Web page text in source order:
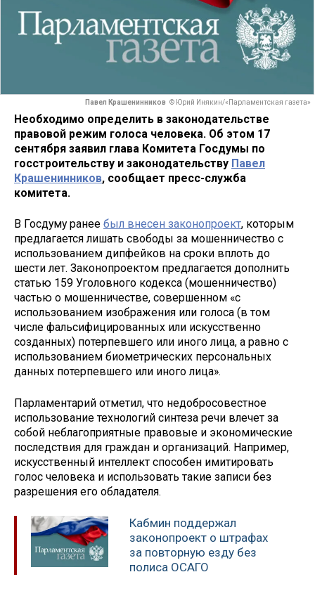
Павел Крашенинников © Юрий Инякин/«Парламентская газета»
Необходимо определить в законодательстве
правовой режим голоса человека. Об этом 17
сентября заявил глава Комитета Госдумы по
госстроительству и законодательству Павел
Крашенинников, сообщает пресс-служба
комитета.
В Госдуму ранее был внесен законопроект, которым
предлагается лишать свободы за мошенничество с
использованием дипфейков на сроки вплоть до
шести лет. Законопроектом предлагается дополнить
статью 159 Уголовного кодекса (мошенничество)
частью о мошенничестве, совершенном «с
использованием изображения или голоса (в том
числе фальсифицированных или искусственно
созданных) потерпевшего или иного лица, а равно с
использованием биометрических персональных
данных потерпевшего или иного лица».
Парламентарий отметил, что недобросовестное
использование технологий синтеза речи влечет за
собой неблагоприятные правовые и экономические
последствия для граждан и организаций. Например,
искусственный интеллект способен имитировать
голос человека и использовать такие записи без
разрешения его обладателя.
Кабмин поддержал
законопроект о штрафах
за повторную езду без
полиса ОСАГО